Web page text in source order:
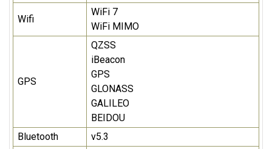
Wifi
WiFi 7
WiFi MIMO
GPS
QZSS
iBeacon
GPS
GLONASS
GALILEO
BEIDOU
Bluetooth
v5.3